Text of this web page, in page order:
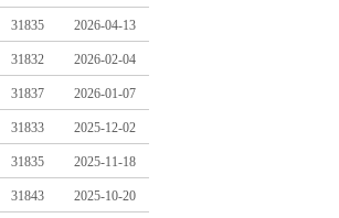
31835 2026-04-13
31832 2026-02-04
31837 2026-01-07
31833 2025-12-02
31835 2025-11-18
31843 2025-10-20